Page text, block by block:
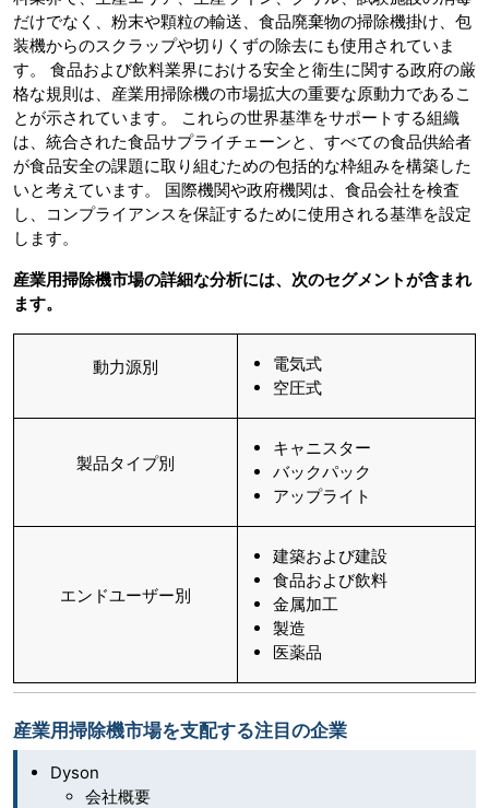
だけでなく、粉末や顆粒の輸送、食品廃棄物の掃除機掛け、包
装機からのスクラップや切りくずの除去にも使用されていま
す。 食品および飲料業界における安全と衛生に関する政府の厳
格な規則は、産業用掃除機の市場拡大の重要な原動力であるこ
とが示されています。 これらの世界基準をサポートする組織
は、統合された食品サプライチェーンと、すべての食品供給者
が食品安全の課題に取り組むための包括的な枠組みを構築した
いと考えています。 国際機関や政府機関は、食品会社を検査
し、コンプライアンスを保証するために使用される基準を設定
します。
産業用掃除機市場の詳細な分析には、次のセグメントが含まれ
ます。
動力源別
電気式
空圧式
製品タイプ別
キャニスター
バックパック
アップライト
エンドユーザー別
建築および建設
食品および飲料
金属加工
製造
医薬品
産業用掃除機市場を支配する注目の企業
Dyson
会社概要